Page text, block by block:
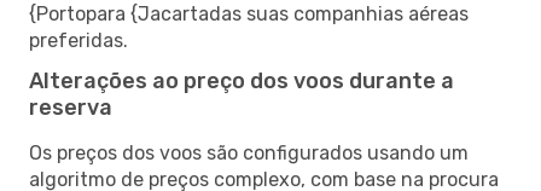
{Portopara {Jacartadas suas companhias aéreas
preferidas.
Alterações ao preço dos voos durante a
reserva
Os preços dos voos são configurados usando um
algoritmo de preços complexo, com base na procura